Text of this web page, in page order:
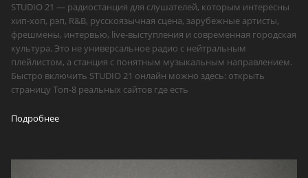
STUDIO 21 — радиостанция для слушателей, которым интересны
хип-хоп, рэп, R&B, русскоязычная сцена, зарубежные артисты,
фрешмены, интервью, live-выступления и современная городская
культура. Это не универсальное радио с нейтральным
плейлистом, а станция с понятным музыкальным направлением.
Быстро включить STUDIO 21 онлайн можно здесь: открыть
страницу Топ-8 реальных сайтов где есть
Подробнее